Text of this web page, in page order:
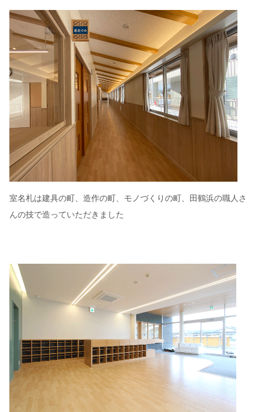
室名札は建具の町、造作の町、モノづくりの町、田鶴浜の職人さ
んの技で造っていただきました